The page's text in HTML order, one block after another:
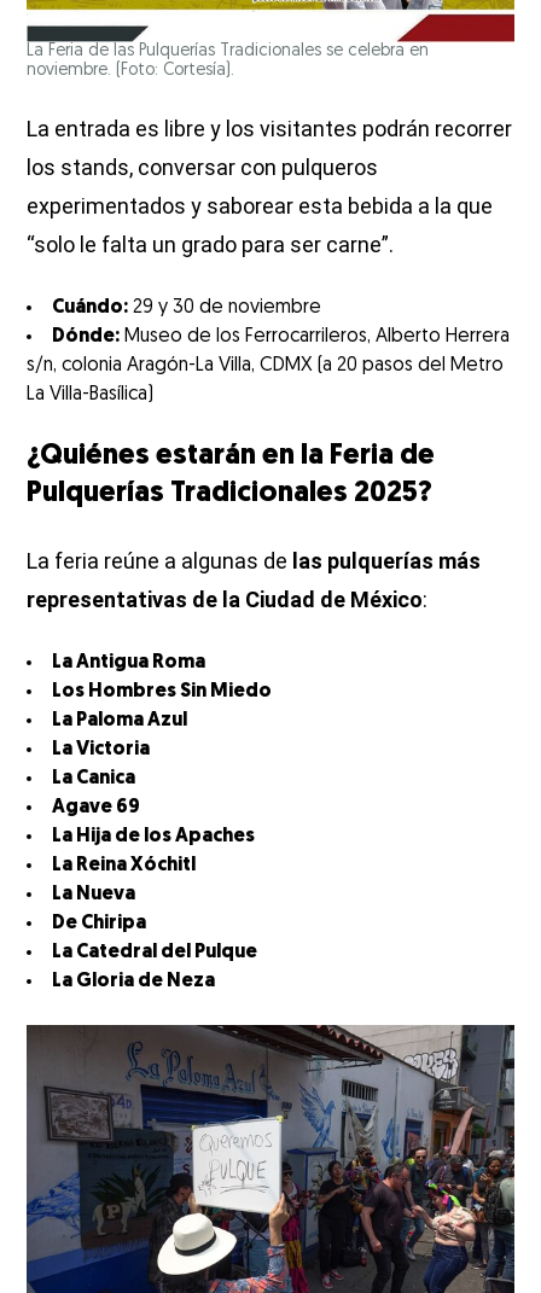
La Feria de las Pulquerías Tradicionales se celebra en
noviembre. (Foto: Cortesía).
La entrada es libre y los visitantes podrán recorrer
los stands, conversar con pulqueros
experimentados y saborear esta bebida a la que
“solo le falta un grado para ser carne”.
Cuándo: 29 y 30 de noviembre
Dónde: Museo de los Ferrocarrileros, Alberto Herrera
s/n, colonia Aragón-La Villa, CDMX (a 20 pasos del Metro
La Villa-Basílica)
¿Quiénes estarán en la Feria de
Pulquerías Tradicionales 2025?
La feria reúne a algunas de las pulquerías más
representativas de la Ciudad de México:
La Antigua Roma
Los Hombres Sin Miedo
La Paloma Azul
La Victoria
La Canica
Agave 69
La Hija de los Apaches
La Reina Xóchitl
La Nueva
De Chiripa
La Catedral del Pulque
La Gloria de Neza